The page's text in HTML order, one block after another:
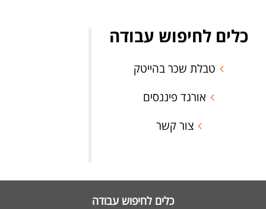
כלים לחיפוש עבודה
טבלת שכר בהייטק
אורגד פיננסים
צור קשר
כלים לחיפוש עבודה